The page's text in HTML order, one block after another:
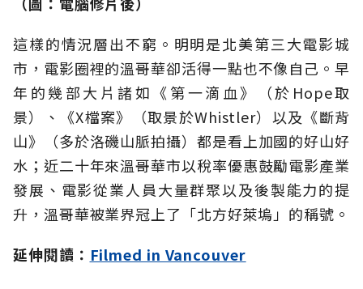
這樣的情況層出不窮。明明是北美第三大電影城
市，電影圈裡的溫哥華卻活得一點也不像自己。早
年的幾部大片諸如《第一滴血》（於Hope取
景）、《X檔案》（取景於Whistler）以及《斷背
山》（多於洛磯山脈拍攝）都是看上加國的好山好
水；近二十年來溫哥華市以稅率優惠鼓勵電影產業
發展、電影從業人員大量群聚以及後製能力的提
升，溫哥華被業界冠上了「北方好萊塢」的稱號。
延伸閱讀： Filmed in Vancouver